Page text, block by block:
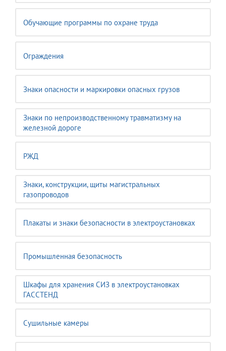
Обучающие программы по охране труда
Ограждения
Знаки опасности и маркировки опасных грузов
Знаки по непроизводственному травматизму на
железной дороге
РЖД
Знаки, конструкции, щиты магистральных
газопроводов
Плакаты и знаки безопасности в электроустановках
Промышленная безопасность
Шкафы для хранения СИЗ в электроустановках
ГАССТЕНД
Сушильные камеры